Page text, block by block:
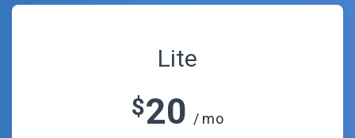
Lite
$20 / mo